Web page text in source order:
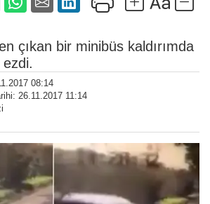
çıkan bir minibüs kaldırımda
08:14
26.11.2017 11:14